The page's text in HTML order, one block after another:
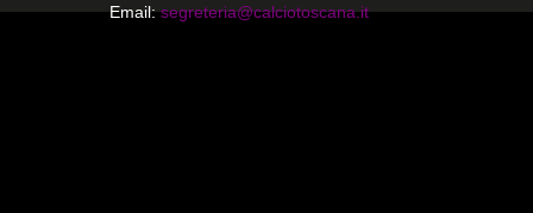
Email: segreteria@calciotoscana.it